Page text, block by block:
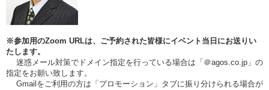
※参加用のZoom URLは、ご予約された皆様にイベント当日にお送りい
たします。
迷惑メール対策でドメイン指定を行っている場合は「＠agos.co.jp」の
指定をお願い致します。
Gmailをご利用の方は「プロモーション」タブに振り分けられる場合が